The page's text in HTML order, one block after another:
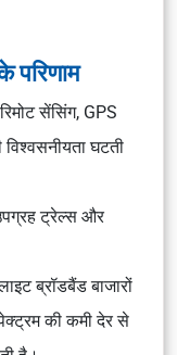
परिणाम
सेंसिंग, GPS
घटती
ट्रेल्स और
ब्रॉडबैंड बाजारों
की कमी देर से